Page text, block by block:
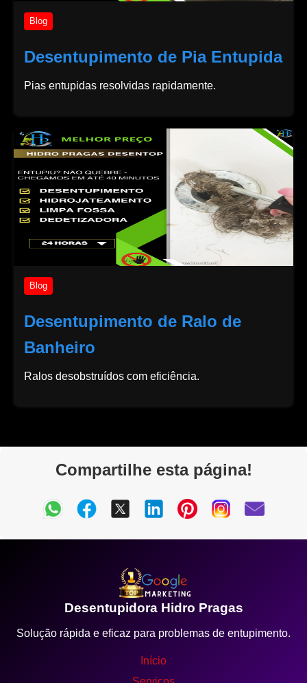
Blog
Desentupimento de Pia Entupida
Pias entupidas resolvidas rapidamente.
Blog
Desentupimento de Ralo de
Banheiro
Ralos desobstruídos com eficiência.
Compartilhe esta página!
Desentupidora Hidro Pragas
Solução rápida e eficaz para problemas de entupimento.
Início